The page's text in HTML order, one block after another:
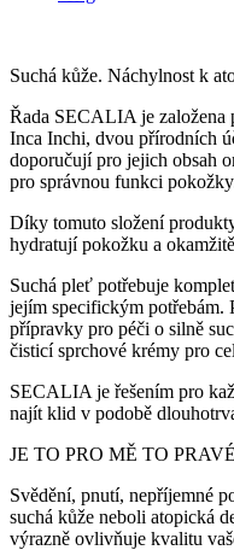
Suchá kůže. Náchylnost k
Řada SECALIA je založena
Inca Inchi, dvou přírodních
doporučují pro jejich obsah
pro správnou funkci
Díky tomuto složení
hydratují pokožku a
Suchá pleť potřebuje
jejím specifickým
přípravky pro péči o silně
čisticí sprchové krémy pro
SECALIA je řešením pro
najít klid v podobě
JE TO PRO MĚ TO
Svědění, pnutí, nepříjemné
suchá kůže neboli atopická
výrazně ovlivňuje kvalitu